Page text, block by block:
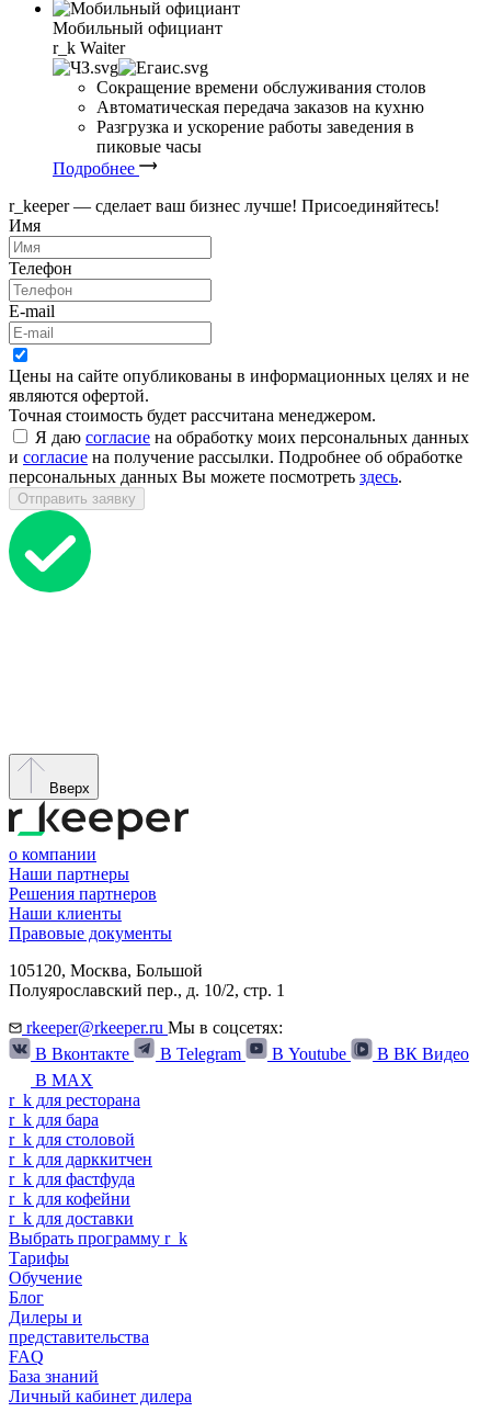
Мобильный официант
r_k Waiter
Сокращение времени обслуживания столов
Автоматическая передача заказов на кухню
Разгрузка и ускорение работы заведения в
пиковые часы
Подробнее
r_ keeper — сделает ваш бизнес лучше! Присоединяйтесь!
Имя
Телефон
E-mail
Цены на сайте опубликованы в информационных целях и не
являются офертой.
Точная стоимость будет рассчитана менеджером.
Я даю согласие на обработку моих персональных данных
и согласие на получение рассылки. Подробнее об обработке
персональных данных Вы можете посмотреть здесь.
Отправить заявку
Вверх
о компании
Наши партнеры
Решения партнеров
Наши клиенты
Правовые документы
105120, Москва, Большой
Полуярославский пер., д. 10/2, стр. 1
rkeeper@rkeeper.ru Мы в соцсетях:
В Вконтакте
В Telegram В Youtube
В ВК Видео
В MAX
r_ k для ресторана
r_ k для бара
r_ k для столовой
r_ k для дарккитчен
r_ k для фастфуда
r_ k для кофейни
r_ k для доставки
Выбрать программу r_ k
Тарифы
Обучение
Блог
Дилеры и
представительства
FAQ
База знаний
Личный кабинет дилера